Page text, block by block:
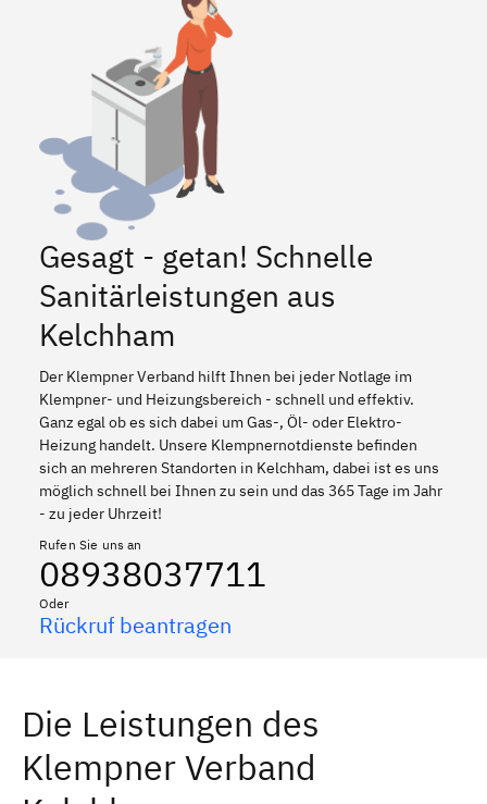
Gesagt - getan! Schnelle
Sanitärleistungen aus
Kelchham
Der Klempner Verband hilft Ihnen bei jeder Notlage im
Klempner- und Heizungsbereich - schnell und effektiv.
Ganz egal ob es sich dabei um Gas-, Öl- oder Elektro-
Heizung handelt. Unsere Klempnernotdienste befinden
sich an mehreren Standorten in Kelchham, dabei ist es uns
möglich schnell bei Ihnen zu sein und das 365 Tage im Jahr
- zu jeder Uhrzeit!
Rufen Sie uns an
08938037711
Oder
Rückruf beantragen
Die Leistungen des
Klempner Verband